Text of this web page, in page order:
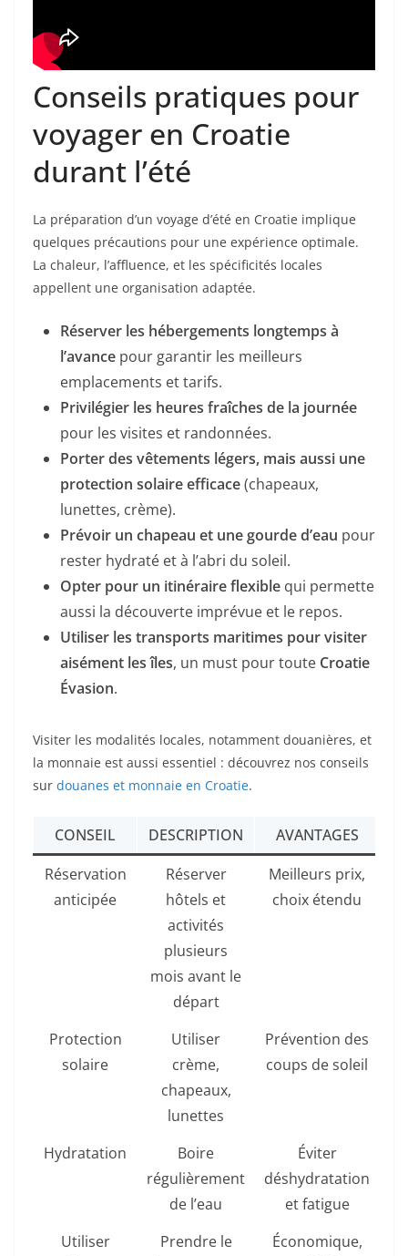
Conseils pratiques pour
voyager en Croatie
durant l’été
La préparation d’un voyage d’été en Croatie implique
quelques précautions pour une expérience optimale.
La chaleur, l’affluence, et les spécificités locales
appellent une organisation adaptée.
Réserver les hébergements longtemps à
l’avance pour garantir les meilleurs
emplacements et tarifs.
Privilégier les heures fraîches de la journée
pour les visites et randonnées.
Porter des vêtements légers, mais aussi une
protection solaire efficace(chapeaux,
lunettes, crème).
Prévoir un chapeau et une gourde d’eau pour
rester hydraté et à l’abri du soleil.
Opter pour un itinéraire flexible qui permette
aussi la découverte imprévue et le repos.
Utiliser les transports maritimes pour visiter
aisément les îles, un must pour toute Croatie
Évasion.
Visiter les modalités locales, notamment douanières, et
la monnaie est aussi essentiel : découvrez nos conseils
sur douanes et monnaie en Croatie.
CONSEIL DESCRIPTION
AVANTAGES
Réservation
anticipée
Réserver
hôtels et
activités
plusieurs
mois avant le
départ
Meilleurs prix,
choix étendu
Protection
solaire
Utiliser
crème,
chapeaux,
lunettes
Prévention des
coups de soleil
Hydratation
Boire
régulièrement
de l’eau
Éviter
déshydratation
et fatigue
Utiliser
Prendre le
Économique,